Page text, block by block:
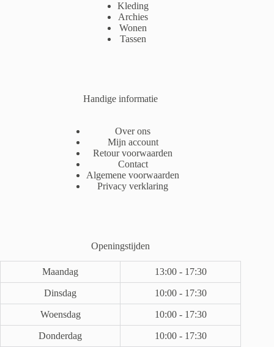
Kleding
Archies
Wonen
Tassen
Handige informatie
Over ons
Mijn account
Retour voorwaarden
Contact
Algemene voorwaarden
Privacy verklaring
Openingstijden
Maandag 13:00 - 17:30
Dinsdag 10:00 - 17:30
Woensdag 10:00 - 17:30
Donderdag 10:00 - 17:30